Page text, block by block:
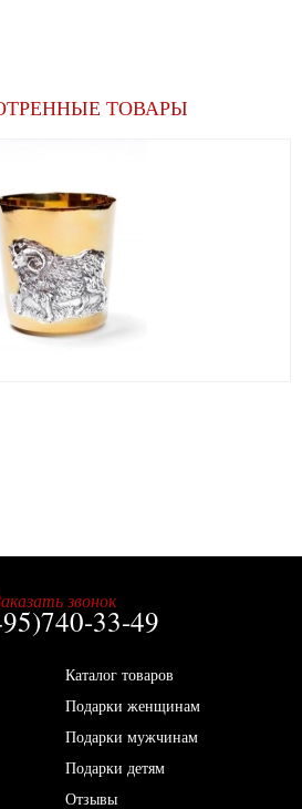
ТОВАРЫ
звонок
33-49
Каталог товаров
Подарки женщинам
Подарки мужчинам
Подарки детям
Отзывы